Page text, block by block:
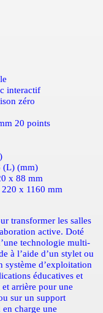
interactif
zéro
20 points
(L) (mm)
x 88 mm
x 1160 mm
transformer les salles
active. Doté
technologie multi-
à l’aide d’un stylet ou
système d’exploitation
éducatives et
arrière pour une
sur un support
charge une